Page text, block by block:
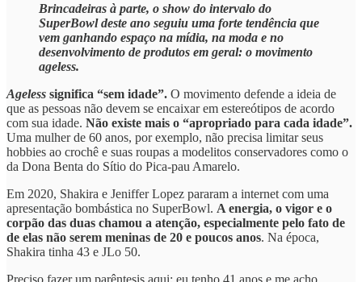
Brincadeiras à parte, o show do intervalo do
SuperBowl deste ano seguiu uma forte tendência que
vem ganhando espaço na mídia, na moda e no
desenvolvimento de produtos em geral: o movimento
ageless.
Ageless significa “sem idade”. O movimento defende a ideia de
que as pessoas não devem se encaixar em estereótipos de acordo
com sua idade. Não existe mais o “apropriado para cada idade”.
Uma mulher de 60 anos, por exemplo, não precisa limitar seus
hobbies ao crochê e suas roupas a modelitos conservadores como o
da Dona Benta do Sítio do Pica-pau Amarelo.
Em 2020, Shakira e Jeniffer Lopez pararam a internet com uma
apresentação bombástica no SuperBowl. A energia, o vigor e o
corpão das duas chamou a atenção, especialmente pelo fato de
de elas não serem meninas de 20 e poucos anos. Na época,
Shakira tinha 43 e JLo 50.
Preciso fazer um parêntesis aqui: eu tenho 41 anos e me acho